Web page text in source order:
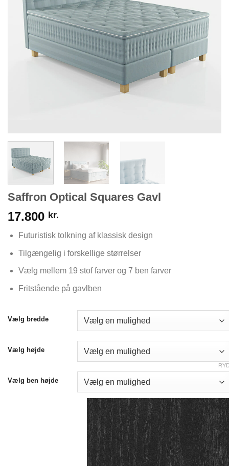
Saffron Optical Squares Gavl
17.800 kr.
Futuristisk tolkning af klassisk design
Tilgængelig i forskellige størrelser
Vælg mellem 19 stof farver og 7 ben farver
Fritstående på gavlben
Vælg bredde
Vælg højde
Vælg ben højde